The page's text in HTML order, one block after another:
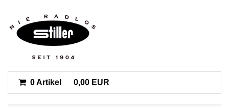
0 Artikel 0,00 EUR